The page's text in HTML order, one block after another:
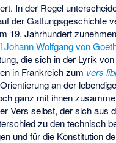
In der Regel
der Gattungsgeschichte
19. Jahrhundert
Johann Wolfgang von
die sich in der Lyrik von
in Frankreich zum vers
an der
ganz mit ihnen
Vers selbst, der sich aus
zu den technisch
und für die Konstitution